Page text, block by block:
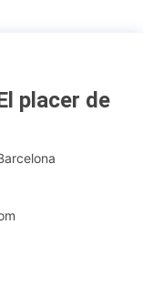
placer de